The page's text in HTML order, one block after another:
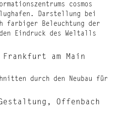
am Main
Offenbach